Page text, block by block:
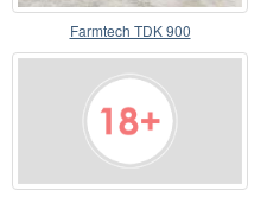
Farmtech TDK 900